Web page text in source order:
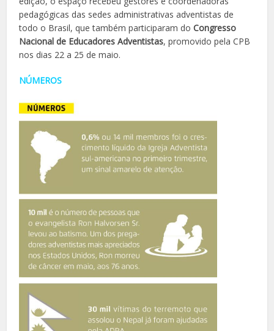
pedagógicas das sedes administrativas adventistas de
todo o Brasil, que também participaram doCongresso
Nacional de Educadores Adventistas, promovido pela CPB
nos dias 22 a 25 de maio.
NÚMEROS